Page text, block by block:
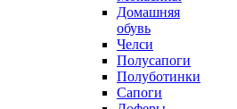
Домашняя
обувь
Челси
Полусапоги
Полуботинки
Сапоги